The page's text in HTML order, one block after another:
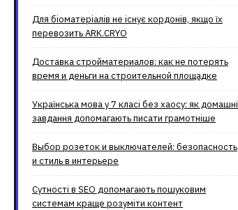
Для біоматеріалів не існує кордонів, якщо їх
перевозить ARK.CRYO
Доставка стройматериалов: как не потерять
время и деньги на строительной площадке
Українська мова у 7 класі без хаосу: як домашні
завдання допомагають писати грамотніше
Выбор розеток и выключателей: безопасность
и стиль в интерьере
Сутності в SEO допомагають пошуковим
системам краще розуміти контент